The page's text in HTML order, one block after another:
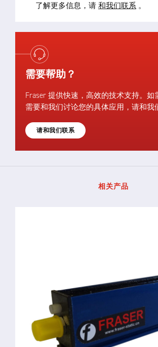
了解更多信息，请 和我们联系 。
需要帮助？
Fraser 提供快速，高效的技术支持。如
需要和我们讨论您的具体应用，请和我
请和我们联系
相关产品